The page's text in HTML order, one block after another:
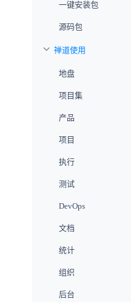
一键安装包
源码包
禅道使用
地盘
项目集
产品
项目
执行
测试
DevOps
文档
统计
组织
后台